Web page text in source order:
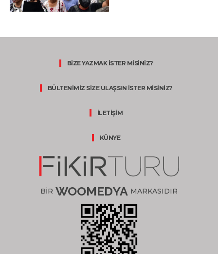
BİZE YAZMAK İSTER MİSİNİZ?
BÜLTENİMİZ SİZE ULAŞSIN İSTER MİSİNİZ?
İLETİŞİM
KÜNYE
BİR WOOMEDYA MARKASIDIR